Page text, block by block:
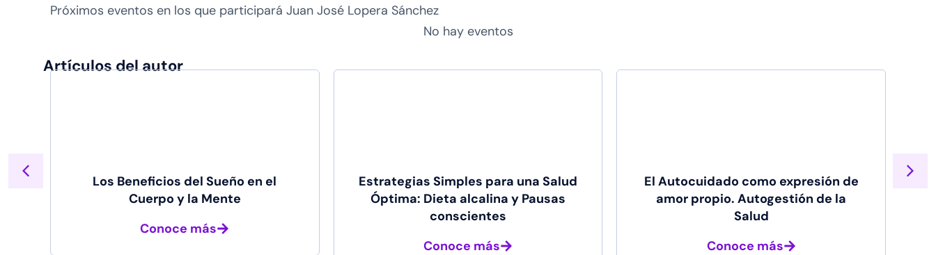
Próximos eventos en los que participará Juan José Lopera Sánchez
No hay eventos
Artículos del autor
Los Beneficios del Sueño en el
Cuerpo y la Mente
Conoce más
Estrategias Simples para una Salud
Óptima: Dieta alcalina y Pausas
conscientes
Conoce más
El Autocuidado como expresión de
amor propio. Autogestión de la
Salud
Conoce más